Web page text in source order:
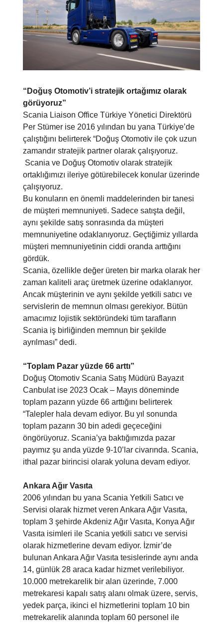
“Doğuş Otomotiv’i stratejik ortağımız olarak
görüyoruz”
Scania Liaison Office Türkiye Yönetici Direktörü
Per Stümer ise 2016 yılından bu yana Türkiye’de
çalıştığını belirterek “Doğuş Otomotiv ile çok uzun
zamandır stratejik partner olarak çalışıyoruz.
Scania ve Doğuş Otomotiv olarak stratejik
ortaklığımızı ileriye götürebilecek konular üzerinde
çalışıyoruz.
Bu konuların en önemli maddelerinden bir tanesi
de müşteri memnuniyeti. Sadece satışta değil,
aynı şekilde satış sonrasında da müşteri
memnuniyetine odaklanıyoruz. Geçtiğimiz yıllarda
müşteri memnuniyetinin ciddi oranda arttığını
gördük.
Scania, özellikle değer üreten bir marka olarak her
zaman kaliteli araç üretmek üzerine odaklanıyor.
Ancak müşterinin ve aynı şekilde yetkili satıcı ve
servislerin de memnun olması gerekiyor. Bütün
amacımız lojistik sektöründeki tüm tarafların
Scania iş birliğinden memnun bir şekilde
ayrılması” dedi.
“Toplam Pazar yüzde 66 arttı”
Doğuş Otomotiv Scania Satış Müdürü Bayazıt
Canbulat ise 2023 Ocak – Mayıs döneminde
toplam pazarın yüzde 66 arttığını belirterek
“Talepler hala devam ediyor. Bu yıl sonunda
toplam pazarın 30 bin adedi geçeceğini
öngörüyoruz. Scania’ya baktığımızda pazar
payımız şu anda yüzde 9-10’lar civarında. Scania,
ithal pazar birincisi olarak yoluna devam ediyor.
Ankara Ağır Vasıta
2006 yılından bu yana Scania Yetkili Satıcı ve
Servisi olarak hizmet veren Ankara Ağır Vasıta,
toplam 3 şehirde Akdeniz Ağır Vasıta, Konya Ağır
Vasıta isimleri ile Scania yetkili satıcı ve servisi
olarak hizmetlerine devam ediyor. İzmir’de
bulunan Ankara Ağır Vasıta tesislerinde aynı anda
14, günlük 28 araca kadar hizmet verilebiliyor.
10.000 metrekarelik bir alan üzerinde, 7.000
metrekaresi kapalı satış alanı olmak üzere, servis,
yedek parça, ikinci el hizmetlerini toplam 10 bin
metrekarelik alanında toplam 60 personel ile